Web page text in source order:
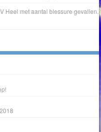
Heel met aantal blessure gevallen.